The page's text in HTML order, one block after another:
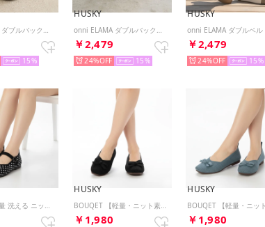
15
HUSKY
￥2,479
24% 15
HUSKY
￥2,479
24% 15
HUSKY
￥1,980
HUSKY
￥1,980